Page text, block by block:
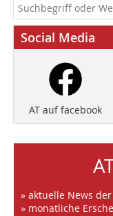
Social Media
AT auf facebook
» aktuelle News
» monatliche